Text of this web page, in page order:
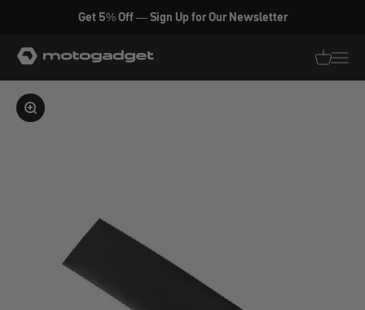
Zum Inhalt springen
Get 5% Off — Sign Up for Our Newsletter
motogadget GmbH
Bild vergrößern